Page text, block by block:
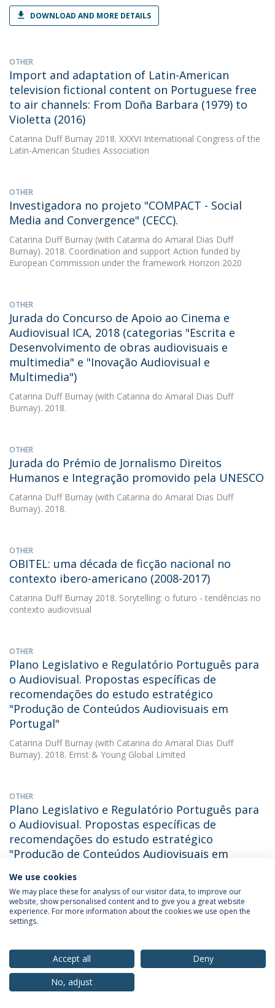
DOWNLOAD AND MORE DETAILS
OTHER
Import and adaptation of Latin-American
television fictional content on Portuguese free
to air channels: From Doña Barbara (1979) to
Violetta (2016)
Catarina Duff Burnay 2018. XXXVI International Congress of the
Latin-American Studies Association
OTHER
Investigadora no projeto "COMPACT - Social
Media and Convergence" (CECC).
Catarina Duff Burnay (with Catarina do Amaral Dias Duff
Burnay). 2018. Coordination and support Action funded by
European Commission under the framework Horizon 2020
OTHER
Jurada do Concurso de Apoio ao Cinema e
Audiovisual ICA, 2018 (categorias "Escrita e
Desenvolvimento de obras audiovisuais e
multimedia" e "Inovação Audiovisual e
Multimedia")
Catarina Duff Burnay (with Catarina do Amaral Dias Duff
Burnay). 2018.
OTHER
Jurada do Prémio de Jornalismo Direitos
Humanos e Integração promovido pela UNESCO
Catarina Duff Burnay (with Catarina do Amaral Dias Duff
Burnay). 2018.
OTHER
OBITEL: uma década de ficção nacional no
contexto ibero-americano (2008-2017)
Catarina Duff Burnay 2018. Sorytelling: o futuro - tendências no
contexto audiovisual
OTHER
Plano Legislativo e Regulatório Português para
o Audiovisual. Propostas específicas de
recomendações do estudo estratégico
"Produção de Conteúdos Audiovisuais em
Portugal"
Catarina Duff Burnay (with Catarina do Amaral Dias Duff
Burnay). 2018. Ernst & Young Global Limited
OTHER
Plano Legislativo e Regulatório Português para
o Audiovisual. Propostas específicas de
recomendações do estudo estratégico
"Produção de Conteúdos Audiovisuais em
Catarina Duff Burnay 2018. Estudo da consultora Ernst & Young
para a Associação de Produtores Independentes de Televisão
Portugal: televisão em rede. Novas estratégias
para a ficção
Catarina Duff Burnay2018. OBITEL 2018 - Ficção Televisiva
We use cookies
We may place these for analysis of our visitor data, to improve our
website, show personalised content and to give you a great website
experience. For more information about the cookies we use open the
settings.
Accept all
Deny
No, adjust